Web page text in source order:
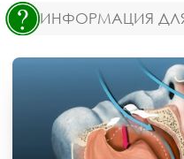
ИНФОРМАЦИЯ